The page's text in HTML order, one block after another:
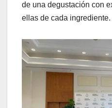
de una degustación con
ellas de cada ingrediente.